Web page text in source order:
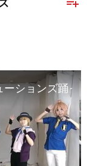
ションズ踊っ